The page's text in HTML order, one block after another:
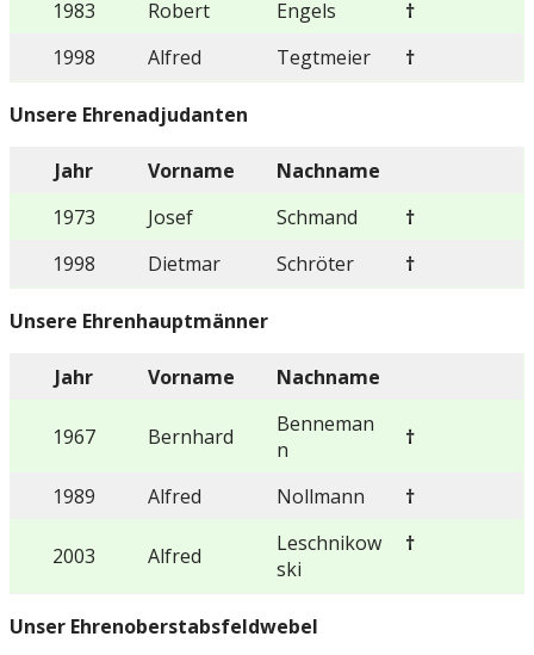
1983 Robert Engels
†
1998
Alfred Tegtmeier †
Unsere Ehrenadjudanten
Jahr Vorname
Nachname
1973
Josef Schmand
†
1998
Dietmar Schröter †
Unsere Ehrenhauptmänner
Jahr Vorname Nachname
1967 Bernhard
Benneman
n
†
1989 Alfred Nollmann †
2003 Alfred
Leschnikow
ski
†
Unser Ehrenoberstabsfeldwebel